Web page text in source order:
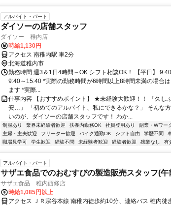
アルバイト・パート
ダイソーの店舗スタッフ
ダイソー 稚内店
時給1,130円
アクセス 南稚内駅 車2分
北海道稚内市
勤務時間 週3＆1日4時間～OK シフト相談OK！ 【平日】
9:40～15:40 *実際の勤務時間が6時間以上8時間未満の場合
ます *実際...
仕事内容 【おすすめポイント】 ★未経験大歓迎！！ 「久し
安…」 「初めてのアルバイト、私にできるかな？」 そんな
いのが、ダイソーの店舗スタッフです！ わか...
制服あり 業界未経験者歓迎 扶養内勤務OK 社員登用あり 副業・Wワー
主婦・主夫歓迎
フリーター歓迎 バイク通勤OK シフト自由 学歴不問
職場見学可
学生歓迎 経験不問 未経験者歓迎 経験者歓迎 残業なし 有
アルバイト・パート
サザエ食品でのおむすびの製造販売スタッフ(午
サザエ食品 稚内西條店
時給1,085円以上
アクセス ＪＲ宗谷本線 南稚内徒歩約10分、連絡バス 稚内徒